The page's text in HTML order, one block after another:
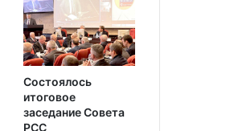
Состоялось
итоговое
заседание Совета
РСС